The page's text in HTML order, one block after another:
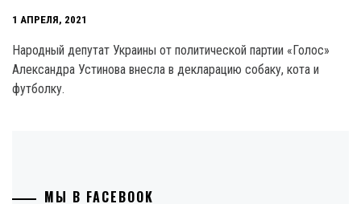
1 АПРЕЛЯ, 2021
Народный депутат Украины от политической партии «Голос»
Александра Устинова внесла в декларацию собаку, кота и
футболку.
МЫ В FACEBOOK